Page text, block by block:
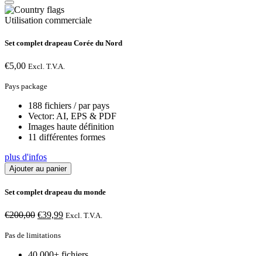
Utilisation commerciale
Set complet drapeau Corée du Nord
€5,00 Excl. T.V.A.
Pays package
188 fichiers / par pays
Vector: AI, EPS & PDF
Images haute définition
11 différentes formes
plus d'infos
Ajouter au panier
Set complet drapeau du monde
€200,00 Le
initial
€39,99Le
Excl. T.V.A.
Pas de limitations